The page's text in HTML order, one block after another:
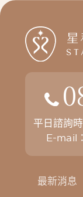
平日諮詢
E-mail：
最新消息